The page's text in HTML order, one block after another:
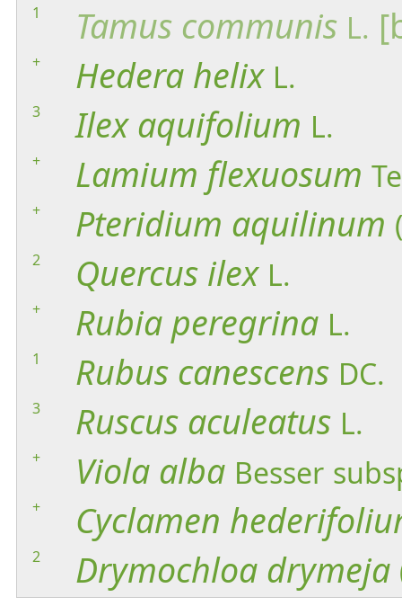
1 Tamus communis L.
+ Hedera helix L.
3 Ilex aquifolium L.
+ Lamium flexuosum
+ Pteridium aquilinum
2 Quercus ilex L.
+ Rubia peregrina L.
1 Rubus canescens DC.
3 Ruscus aculeatus L.
+ Viola alba Besser
+ Cyclamen
2 Drymochloa drymeja